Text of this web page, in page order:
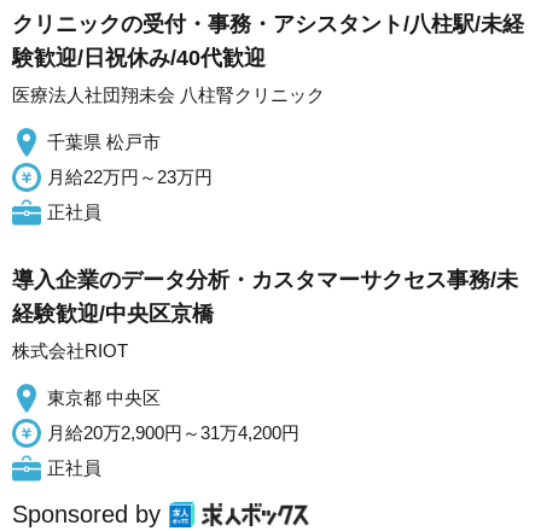
クリニックの受付・事務・アシスタント/八柱駅/未経
験歓迎/日祝休み/40代歓迎
医療法人社団翔未会 八柱腎クリニック
千葉県 松戸市
月給22万円～23万円
正社員
導入企業のデータ分析・カスタマーサクセス事務/未
経験歓迎/中央区京橋
株式会社RIOT
東京都 中央区
月給20万2,900円～31万4,200円
正社員
Sponsored by